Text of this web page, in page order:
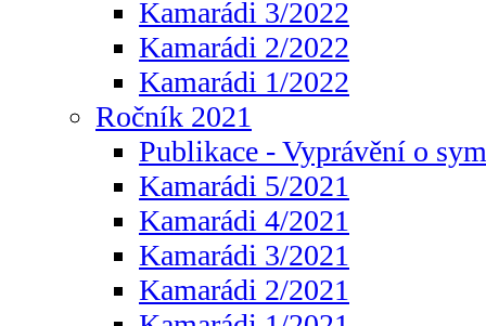
Kamarádi 3/2022
Kamarádi 2/2022
Kamarádi 1/2022
Ročník 2021
Publikace - Vyprávění o
Kamarádi 5/2021
Kamarádi 4/2021
Kamarádi 3/2021
Kamarádi 2/2021